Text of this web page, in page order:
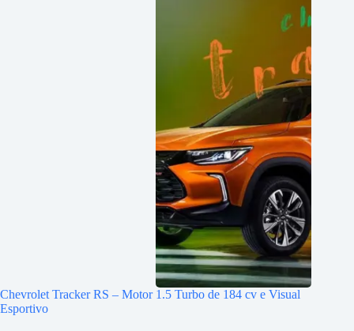
Chevrolet Tracker RS – Motor 1.5 Turbo de 184 cv e Visual
Esportivo